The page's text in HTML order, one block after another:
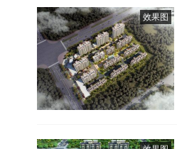
效果图